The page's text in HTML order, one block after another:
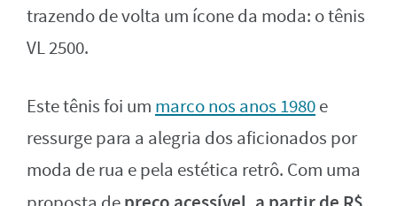
trazendo de volta um ícone da moda: o tênis
VL 2500.
Este tênis foi um marco nos anos 1980e
ressurge para a alegria dos aficionados por
moda de rua e pela estética retrô. Com uma